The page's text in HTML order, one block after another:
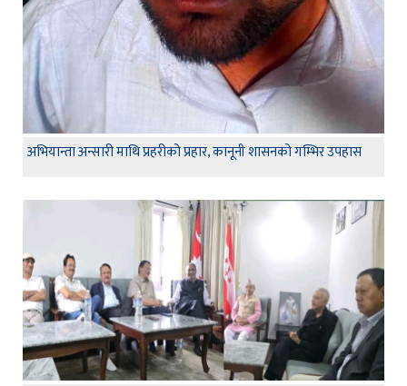
अभियान्ता अन्सारी माथि प्रहरीको प्रहार, कानूनी शासनको गम्भिर उपहास